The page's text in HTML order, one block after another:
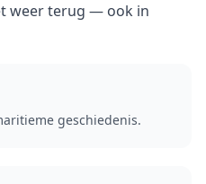
weer terug — ook in
geschiedenis.